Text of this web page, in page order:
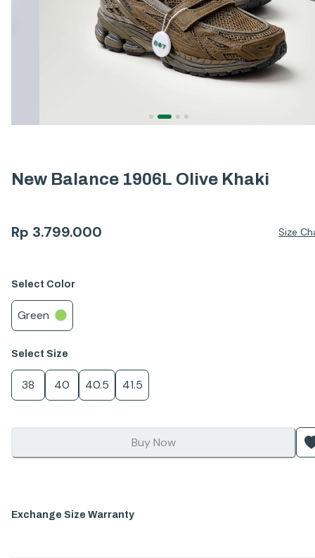
New Balance 1906L Olive Khaki
Rp 3.799.000 Size
Select Color
Green
Select Size
38 40 40.5 41.5
Buy Now
Exchange Size Warranty